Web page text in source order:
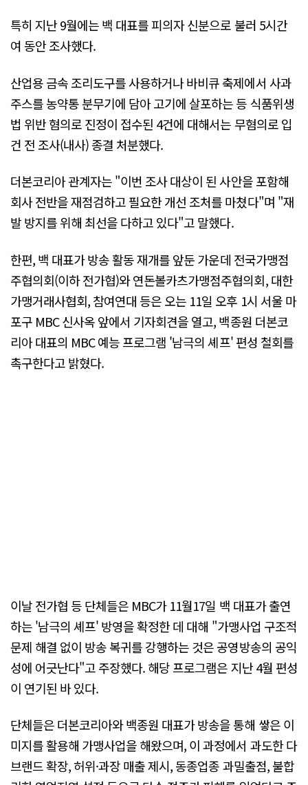
특히 지난 9월에는 백 대표를 피의자 신분으로 불러 5시간
여 동안 조사했다.
산업용 금속 조리도구를 사용하거나 바비큐 축제에서 사과
주스를 농약통 분무기에 담아 고기에 살포하는 등 식품위생
법 위반 혐의로 진정이 접수된 4건에 대해서는 무혐의로 입
건 전 조사(내사) 종결 처분했다.
더본코리아 관계자는 "이번 조사 대상이 된 사안을 포함해
회사 전반을 재점검하고 필요한 개선 조처를 마쳤다"며 "재
발 방지를 위해 최선을 다하고 있다"고 말했다.
한편, 백 대표가 방송 활동 재개를 앞둔 가운데 전국가맹점
주협의회(이하 전가협)와 연돈볼카츠가맹점주협의회, 대한
가맹거래사협회, 참여연대 등은 오는 11일 오후 1시 서울 마
포구 MBC 신사옥 앞에서 기자회견을 열고, 백종원 더본코
리아 대표의 MBC 예능 프로그램 '남극의 셰프' 편성 철회를
촉구한다고 밝혔다.
이날 전가협 등 단체들은 MBC가 11월17일 백 대표가 출연
하는 '남극의 셰프' 방영을 확정한 데 대해 "가맹사업 구조적
문제 해결 없이 방송 복귀를 강행하는 것은 공영방송의 공익
성에 어긋난다"고 주장했다. 해당 프로그램은 지난 4월 편성
이 연기된 바 있다.
단체들은 더본코리아와 백종원 대표가 방송을 통해 쌓은 이
미지를 활용해 가맹사업을 해왔으며, 이 과정에서 과도한 다
브랜드 확장, 허위·과장 매출 제시, 동종업종 과밀출점, 불합